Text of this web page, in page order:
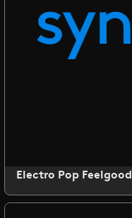
Electro Pop Feelgood